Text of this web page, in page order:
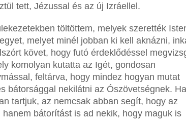
tett, Jézussal és az új Izráellel.
töltöttem, melyek szerették
melyet minél jobban ki kell aknázni,
követ, hogy futó érdeklődéssel
komolyan kutatta az Igét, gondosan
feltárva, hogy mindez hogyan mutat
bátorsággal nekilátni az Ószövetségnek.
tartjuk, az nemcsak abban segít, hogy az
bátorítást is ad nekik, hogy maguk is